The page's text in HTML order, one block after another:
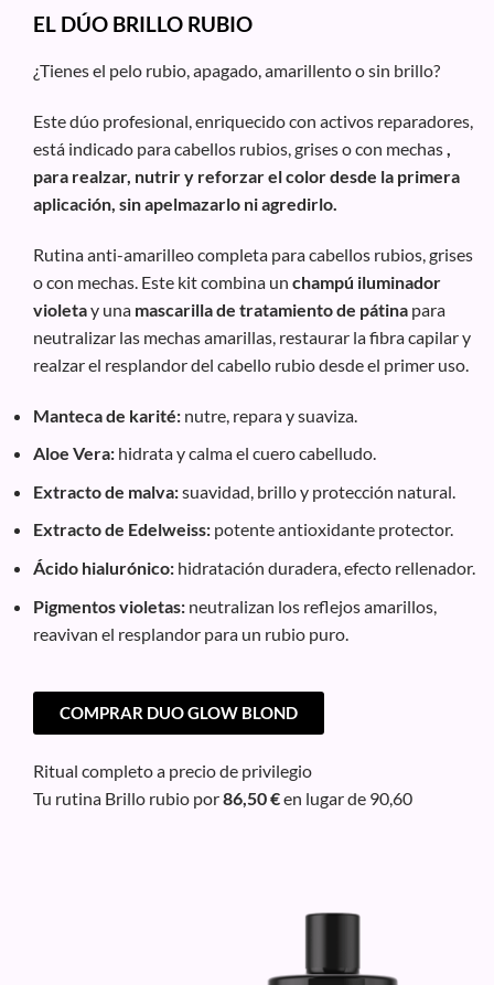
EL DÚO BRILLO RUBIO
¿Tienes el pelo rubio, apagado, amarillento o sin brillo?
Este dúo profesional, enriquecido con activos reparadores,
está indicado para cabellos rubios, grises o con mechas,
para realzar, nutrir y reforzar el color desde la primera
aplicación, sin apelmazarlo ni agredirlo.
Rutina anti-amarilleo completa para cabellos rubios, grises
o con mechas. Este kit combina un champú iluminador
violetay una mascarilla de tratamiento de pátina para
neutralizar las mechas amarillas, restaurar la fibra capilar y
realzar el resplandor del cabello rubio desde el primer uso.
Manteca de karité: nutre, repara y suaviza.
Aloe Vera: hidrata y calma el cuero cabelludo.
Extracto de malva:suavidad, brillo y protección natural.
Extracto de Edelweiss: potente antioxidante protector.
Ácido hialurónico: hidratación duradera, efecto rellenador.
Pigmentos violetas: neutralizan los reflejos amarillos,
reavivan el resplandor para un rubio puro.
COMPRAR DUO GLOW BLOND
Ritual completo a precio de privilegio
Tu rutina Brillo rubio por86,50 €en lugar de 90,60